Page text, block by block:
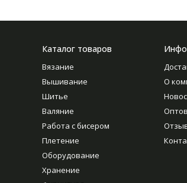
Каталог товаров
Вязание
Вышивание
Шитье
Валяние
Работа с бисером
Плетение
Оборудование
Хранение
О